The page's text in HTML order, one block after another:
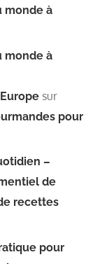
monde à
monde à
sur
pour
–
de
recettes
pour